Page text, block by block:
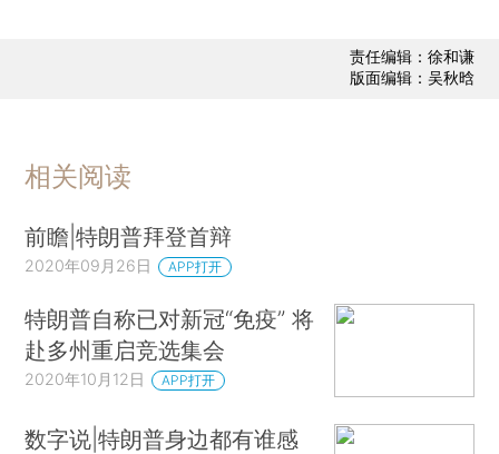
责任编辑：徐和谦
版面编辑：吴秋晗
相关阅读
前瞻|特朗普拜登首辩
2020年09月26日 APP打开
特朗普自称已对新冠“免疫” 将
赴多州重启竞选集会
2020年10月12日 APP打开
数字说|特朗普身边都有谁感